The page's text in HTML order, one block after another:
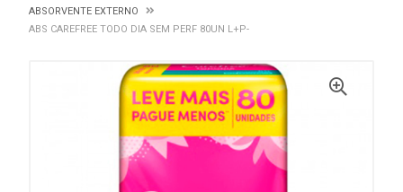
ABSORVENTE EXTERNO
ABS CAREFREE TODO DIA SEM PERF 80UN L+P-